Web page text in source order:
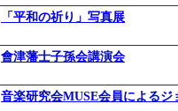
「平和の祈り」写真展
會津藩士子孫会講演会
音楽研究会MUSE会員によるジ